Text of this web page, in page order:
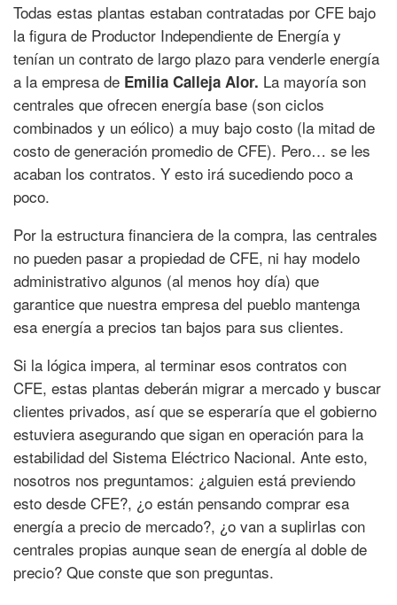
Todas estas plantas estaban contratadas por CFE bajo
la figura de Productor Independiente de Energía y
tenían un contrato de largo plazo para venderle energía
a la empresa de Emilia Calleja Alor. La mayoría son
centrales que ofrecen energía base (son ciclos
combinados y un eólico) a muy bajo costo (la mitad de
costo de generación promedio de CFE). Pero… se les
acaban los contratos. Y esto irá sucediendo poco a
poco.
Por la estructura financiera de la compra, las centrales
no pueden pasar a propiedad de CFE, ni hay modelo
administrativo algunos (al menos hoy día) que
garantice que nuestra empresa del pueblo mantenga
esa energía a precios tan bajos para sus clientes.
Si la lógica impera, al terminar esos contratos con
CFE, estas plantas deberán migrar a mercado y buscar
clientes privados, así que se esperaría que el gobierno
estuviera asegurando que sigan en operación para la
estabilidad del Sistema Eléctrico Nacional. Ante esto,
nosotros nos preguntamos: ¿alguien está previendo
esto desde CFE?, ¿o están pensando comprar esa
energía a precio de mercado?, ¿o van a suplirlas con
centrales propias aunque sean de energía al doble de
precio? Que conste que son preguntas.